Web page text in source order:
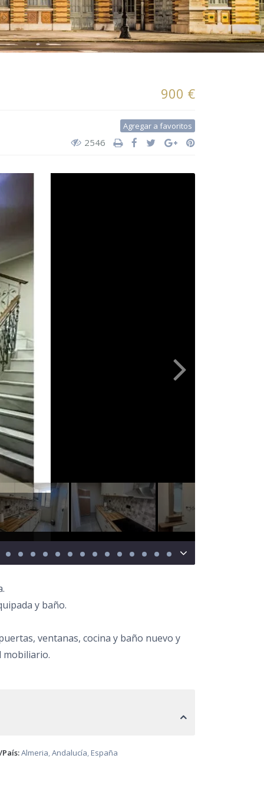
900 €
Agregar a favoritos
2546
y baño.
ventanas, cocina y baño nuevo y
mobiliario.
Almeria,Andalucía, España